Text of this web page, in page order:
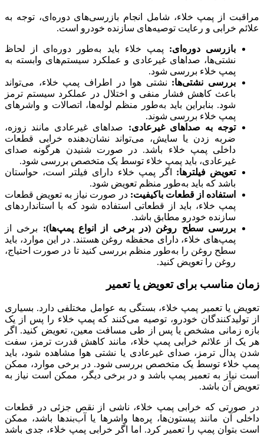
مراقبت از پمپ خلاء، شامل انجام بازرسی‌های دوره‌ای، توجه به
علائم خرابی و رعایت توصیه‌های سازنده خودرو است.
بازرسی دوره‌ای: پمپ خلاء باید به‌طور دوره‌ای از لحاظ
نشتی‌ها، صداهای غیرعادی و عملکرد سیستم‌های وابسته به
پمپ خلاء بررسی شود.
بررسی نشتی‌ها: نشتی هوا در اطراف پمپ خلاء، می‌تواند
باعث کاهش فشار منفی و اختلال در عملکرد سیستم ترمز
شود. بنابراین باید به‌طور منظم لوله‌ها، اتصالات و واشرهای
پمپ خلاء بررسی شوند.
توجه به صداهای غیرعادی: صداهای غیرعادی مانند زوزه،
ضربه زدن یا سایش، می‌تواند نشان‌دهنده خرابی قطعات
داخلی پمپ خلاء باشد. در صورت شنیدن هرگونه صدای
غیرعادی، باید پمپ خلاء توسط یک متخصص بررسی شود.
تعویض فیلترها: اگر پمپ خلاء دارای فیلتر است، حواستان
باشد که باید به‌طور منظم تعویض شود.
استفاده از قطعات باکیفیت: در صورت نیاز به تعویض قطعات
پمپ خلاء، باید از قطعاتی استفاده شود که با استانداردهای
سازنده خودرو مطابق باشد.
بررسی سطح روغن (در برخی از انواع پمپ‌ها): برخی از
پمپ‌های خلاء، دارای محفظه روغن هستند. در این موارد، باید
سطح روغن را به‌طور منظم بررسی کنید تا در صورت احتیاج،
روغن را تعویض کنید.
زمان مناسب برای تعویض یا تعمیر
تعویض یا تعمیر پمپ خلاء، بستگی به عوامل مختلفی دارد. بسیاری
از تولیدکنندگان خودرو، توصیه می‌کنند که پمپ خلاء را پس از یک
بازه زمانی مشخص یا پس از طی مسافت معین، تعویض کنید. اگر
هر یک از علائم خرابی پمپ خلاء، مانند کاهش قدرت ترمز، سفت
شدن پدال ترمز، صدای غیرعادی یا نشتی هوا مشاهده شود، باید
پمپ خلاء توسط یک متخصص بررسی شود. در برخی موارد، ممکن
است نیاز به تعمیر پمپ باشد و در برخی دیگر، ممکن است نیاز به
تعویض آن باشد.
در صورتی که خرابی پمپ خلاء، ناشی از نقص جزئی در قطعات
داخلی آن مانند پیستون‌ها، پره‌ها واشرها یا آب‌بندها باشد، ممکن
است بتوان پمپ را تعمیر کرد. اما اگر خرابی پمپ خلاء، جدی باشد